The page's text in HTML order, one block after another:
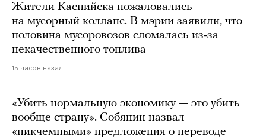
Жители Каспийска пожаловались
на мусорный коллапс. В мэрии заявили, что
половина мусоровозов сломалась из-за
некачественного топлива
15 часов назад
«Убить нормальную экономику — это убить
вообще страну». Собянин назвал
«никчемными» предложения о переводе